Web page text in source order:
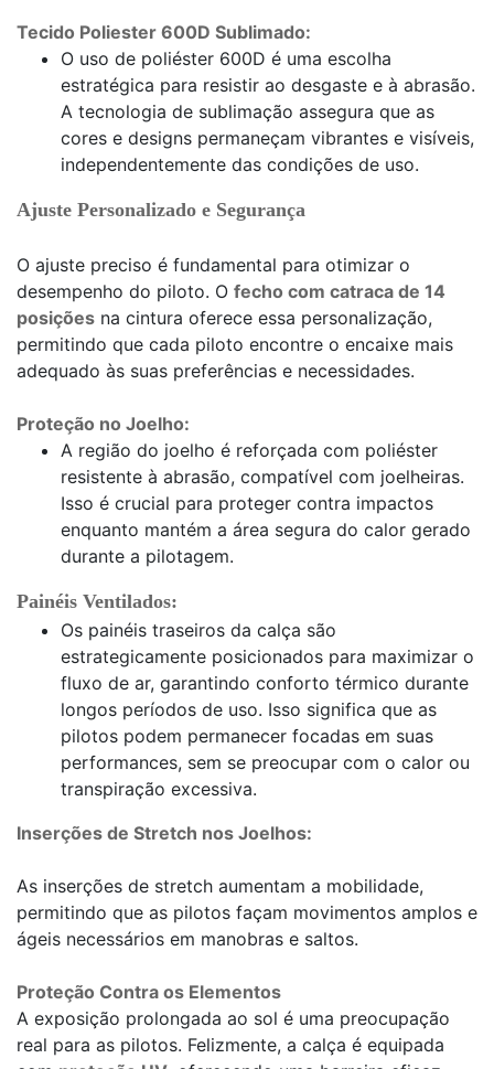
Tecido Poliester 600D Sublimado:
O uso de poliéster 600D é uma escolha
estratégica para resistir ao desgaste e à abrasão.
A tecnologia de sublimação assegura que as
cores e designs permaneçam vibrantes e visíveis,
independentemente das condições de uso.
Ajuste Personalizado e Segurança
O ajuste preciso é fundamental para otimizar o
desempenho do piloto. O fecho com catraca de 14
posições na cintura oferece essa personalização,
permitindo que cada piloto encontre o encaixe mais
adequado às suas preferências e necessidades.
Proteção no Joelho:
A região do joelho é reforçada com poliéster
resistente à abrasão, compatível com joelheiras.
Isso é crucial para proteger contra impactos
enquanto mantém a área segura do calor gerado
durante a pilotagem.
Painéis Ventilados:
Os painéis traseiros da calça são
estrategicamente posicionados para maximizar o
fluxo de ar, garantindo conforto térmico durante
longos períodos de uso. Isso significa que as
pilotos podem permanecer focadas em suas
performances, sem se preocupar com o calor ou
transpiração excessiva.
Inserções de Stretch nos Joelhos:
As inserções de stretch aumentam a mobilidade,
permitindo que as pilotos façam movimentos amplos e
ágeis necessários em manobras e saltos.
Proteção Contra os Elementos
A exposição prolongada ao sol é uma preocupação
real para as pilotos. Felizmente, a calça é equipada